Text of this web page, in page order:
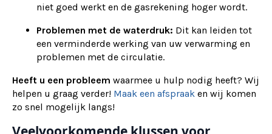
niet goed werkt en de gasrekening hoger wordt.
Problemen met de waterdruk: Dit kan leiden tot
een verminderde werking van uw verwarming en
problemen met de circulatie.
Heeft u een probleem waarmee u hulp nodig heeft? Wij
helpen u graag verder! Maak een afspraak en wij komen
zo snel mogelijk langs!